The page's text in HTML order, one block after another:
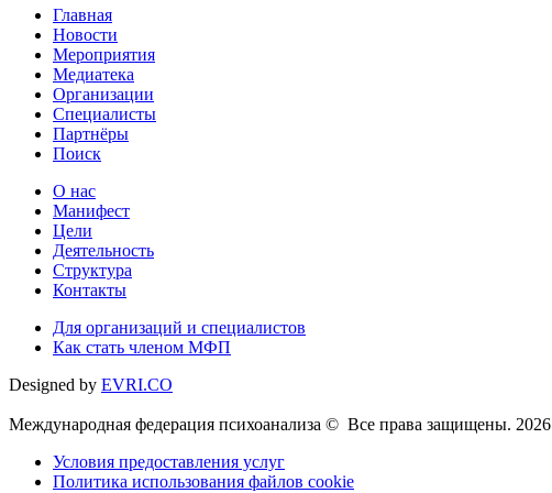
Главная
Новости
Мероприятия
Медиатека
Организации
Специалисты
Партнёры
Поиск
О нас
Манифест
Цели
Деятельность
Структура
Контакты
Для организаций и специалистов
Как стать членом МФП
Designed by EVRI.CO
Международная федерация психоанализа © Все права защищены. 2026
Условия предоставления услуг
Политика использования файлов cookie